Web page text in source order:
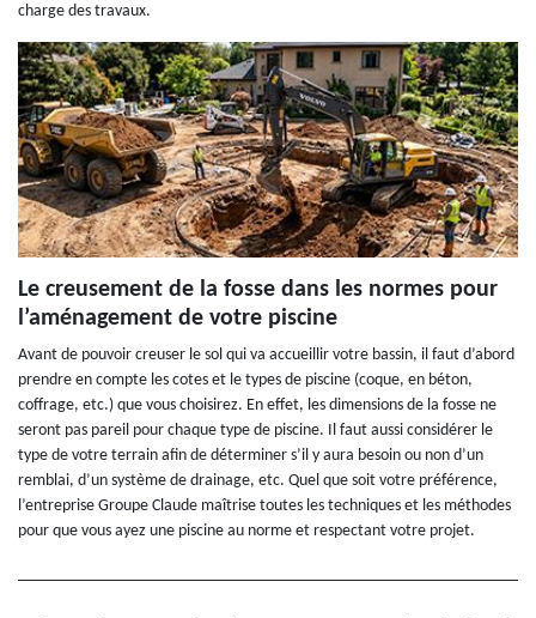
charge des travaux.
Le creusement de la fosse dans les normes pour
l’aménagement de votre piscine
Avant de pouvoir creuser le sol qui va accueillir votre bassin, il faut d’abord
prendre en compte les cotes et le types de piscine (coque, en béton,
coffrage, etc.) que vous choisirez. En effet, les dimensions de la fosse ne
seront pas pareil pour chaque type de piscine. Il faut aussi considérer le
type de votre terrain afin de déterminer s’il y aura besoin ou non d’un
remblai, d’un système de drainage, etc. Quel que soit votre préférence,
l’entreprise Groupe Claude maîtrise toutes les techniques et les méthodes
pour que vous ayez une piscine au norme et respectant votre projet.